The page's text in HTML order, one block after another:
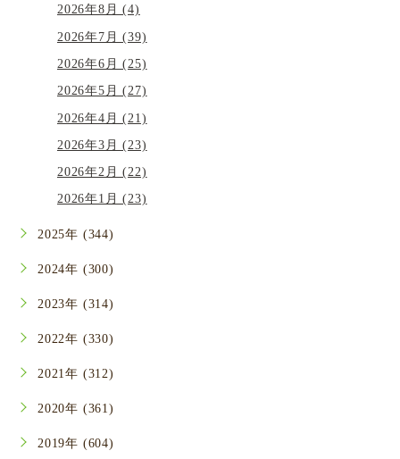
2026年8月 (4)
2026年7月 (39)
2026年6月 (25)
2026年5月 (27)
2026年4月 (21)
2026年3月 (23)
2026年2月 (22)
2026年1月 (23)
2025年 (344)
2024年 (300)
2023年 (314)
2022年 (330)
2021年 (312)
2020年 (361)
2019年 (604)